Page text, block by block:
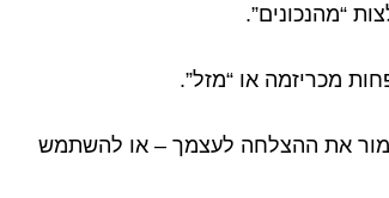
“מהנכונים”.
מכריזמה או “מזל”.
את ההצלחה לעצמך – או להשתמש